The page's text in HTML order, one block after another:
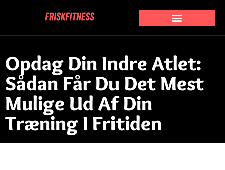
Opdag Din Indre Atlet:
Sådan Får Du Det Mest
Mulige Ud Af Din
Træning I Fritiden